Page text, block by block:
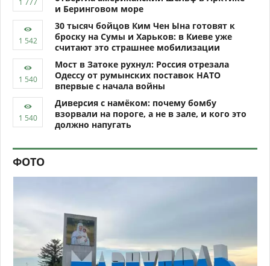
и Беринговом море
30 тысяч бойцов Ким Чен Ына готовят к
броску на Сумы и Харьков: в Киеве уже
считают это страшнее мобилизации
Мост в Затоке рухнул: Россия отрезала
Одессу от румынских поставок НАТО
впервые с начала войны
Диверсия с намёком: почему бомбу
взорвали на пороге, а не в зале, и кого это
должно напугать
ФОТО